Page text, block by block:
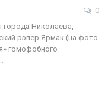
0
города Николаева,
рэпер Ярмак (на фото
гомофобного